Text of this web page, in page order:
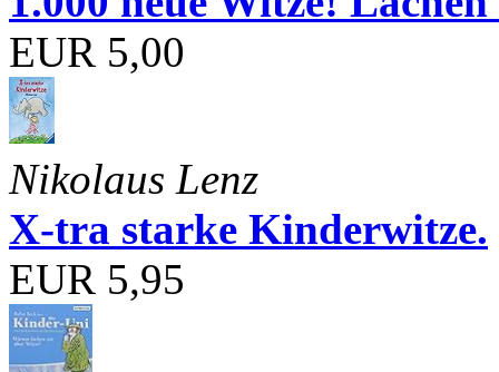
EUR 5,00
Nikolaus Lenz
X-tra starke Kinderwitze.
EUR 5,95